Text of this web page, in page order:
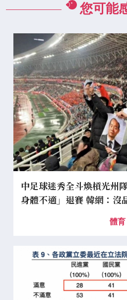
您可能
中足球迷秀全斗煥槓光州
身體不適」退賽 韓網：沒
體育